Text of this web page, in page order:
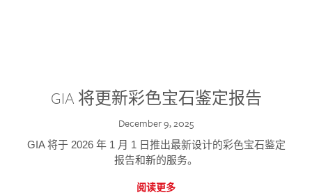
GIA 将更新彩色宝石鉴定报告
December 9, 2025
GIA 将于 2026 年 1 月 1 日推出最新设计的彩色宝石鉴定
报告和新的服务。
阅读更多